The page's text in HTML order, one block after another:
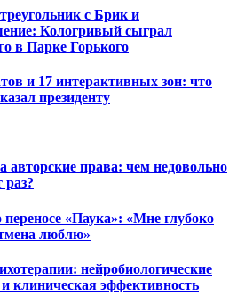
с Брик и
Кологривый сыграл
в Парке Горького
и 17 интерактивных зон: что
президенту
авторские права: чем недовольно
раз?
«Паука»: «Мне глубоко
люблю»
нейробиологические
клиническая эффективность